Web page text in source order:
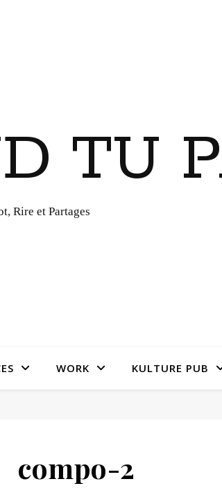
TU
Rire et Partages
WORK KULTURE PUB
compo-2